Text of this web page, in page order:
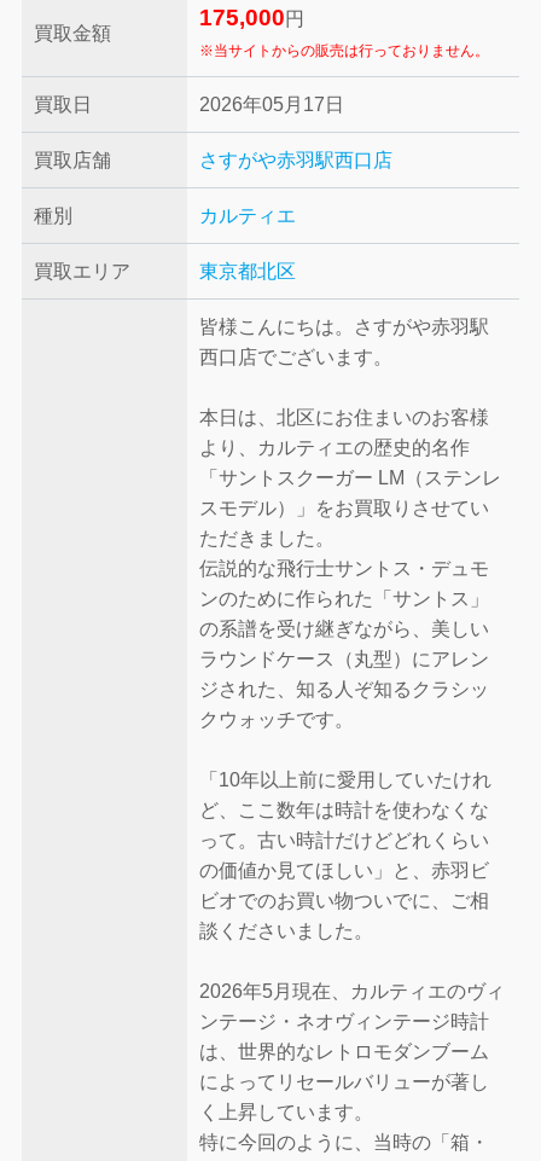
買取金額
175,000 円
※当サイトからの販売は行っておりません。
買取日 2026年05月17日
買取店舗 さすがや赤羽駅西口店
種別 カルティエ
買取エリア 東京都北区
皆様こんにちは。さすがや赤羽駅
西口店でございます。
本日は、北区にお住まいのお客様
より、カルティエの歴史的名作
「サントスクーガー LM（ステンレ
スモデル）」をお買取りさせてい
ただきました。
伝説的な飛行士サントス・デュモ
ンのために作られた「サントス」
の系譜を受け継ぎながら、美しい
ラウンドケース（丸型）にアレン
ジされた、知る人ぞ知るクラシッ
クウォッチです。
「10年以上前に愛用していたけれ
ど、ここ数年は時計を使わなくな
って。古い時計だけどどれくらい
の価値か見てほしい」と、赤羽ビ
ビオでのお買い物ついでに、ご相
談くださいました。
2026年5月現在、カルティエのヴィ
ンテージ・ネオヴィンテージ時計
は、世界的なレトロモダンブーム
によってリセールバリューが著し
く上昇しています。
特に今回のように、当時の「箱・